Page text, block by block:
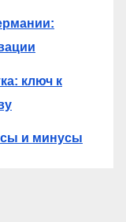
ключ к
и минусы